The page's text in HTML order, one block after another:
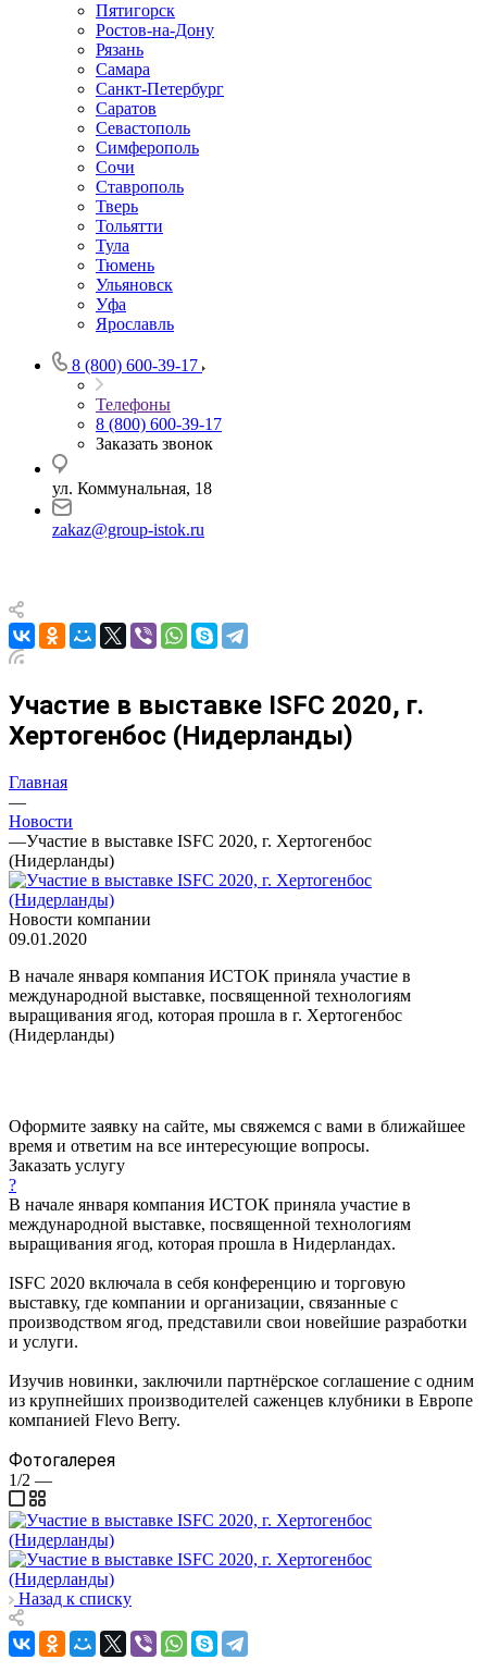
Пятигорск
Ростов-на-Дону
Рязань
Самара
Санкт-Петербург
Саратов
Севастополь
Симферополь
Сочи
Ставрополь
Тверь
Тольятти
Тула
Тюмень
Ульяновск
Уфа
Ярославль
8 (800) 600-39-17
Телефоны
8 (800) 600-39-17
Заказать звонок
ул. Коммунальная, 18
zakaz@group-istok.ru
Участие в выставке ISFC 2020, г.
Хертогенбос (Нидерланды)
Главная
—
Новости
—Участие в выставке ISFC 2020, г. Хертогенбос
(Нидерланды)
Новости компании
09.01.2020
В начале января компания ИСТОК приняла участие в
международной выставке, посвященной технологиям
выращивания ягод, которая прошла в г. Хертогенбос
(Нидерланды)
Оформите заявку на сайте, мы свяжемся с вами в ближайшее
время и ответим на все интересующие вопросы.
Заказать услугу
?
В начале января компания ИСТОК приняла участие в
международной выставке, посвященной технологиям
выращивания ягод, которая прошла в Нидерландах.
ISFC 2020 включала в себя конференцию и торговую
выставку, где компании и организации, связанные с
производством ягод, представили свои новейшие разработки
и услуги.
Изучив новинки, заключили партнёрское соглашение с одним
из крупнейших производителей саженцев клубники в Европе
компанией Flevo Berry.
Фотогалерея
1/2 —
Назад к списку